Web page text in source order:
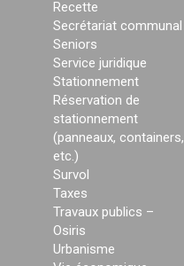
Recette
Secrétariat communal
Seniors
Service juridique
Stationnement
Réservation de
stationnement
(panneaux, containers,
etc.)
Survol
Taxes
Travaux publics –
Osiris
Urbanisme